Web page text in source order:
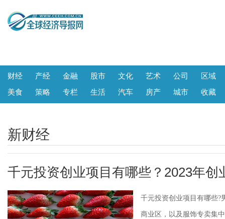
财经 产经 金融 股市 文化 艺术 公司
区域
美食
策略 专栏 生活 汽车 房产 城市 收藏
新财经
千元投资创业项目有哪些？2023年创
千元投资创业项目有哪些?
商业区，以及服饰专卖集